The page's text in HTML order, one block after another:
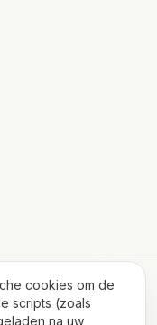
NL85INGB0006465189
cookies om de
scripts (zoals
na uw